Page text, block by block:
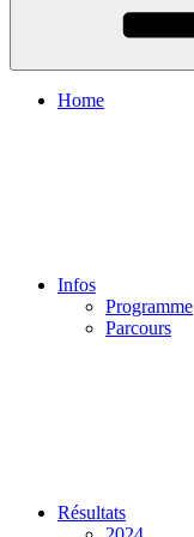
Home
Infos
Programme
Parcours
Résultats